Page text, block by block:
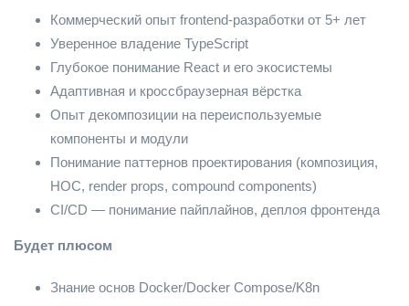
Коммерческий опыт frontend-разработки от 5+ лет
Уверенное владение TypeScript
Глубокое понимание React и его экосистемы
Адаптивная и кроссбраузерная вёрстка
Опыт декомпозиции на переиспользуемые
компоненты и модули
Понимание паттернов проектирования (композиция,
HOC, render props, compound components)
CI/CD — понимание пайплайнов, деплоя фронтенда
Будет плюсом
Знание основ Docker/Docker Compose/K8n